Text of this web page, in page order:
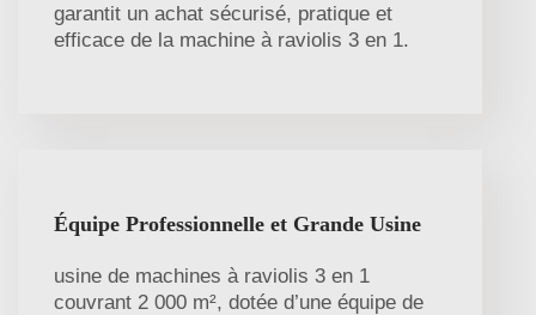
garantit un achat sécurisé, pratique et
efficace de la machine à raviolis 3 en 1.
Équipe Professionnelle et Grande Usine
usine de machines à raviolis 3 en 1
couvrant 2 000 m², dotée d’une équipe de